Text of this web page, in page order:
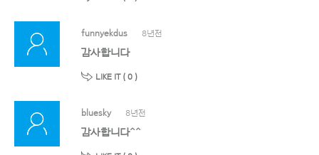
funnyekdus 8년전
감사합니다
LIKE IT ( 0 )
bluesky 8년전
감사합니다^^